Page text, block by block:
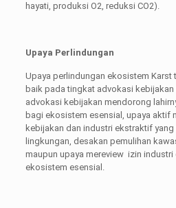
hayati, produksi O2, reduksi CO2).
Upaya Perlindungan
Upaya perlindungan ekosistem Karst
baik pada tingkat advokasi
advokasi kebijakan mendorong
bagi ekosistem esensial, upaya aktif
kebijakan dan industri ekstraktif
lingkungan, desakan pemulihan
maupun upaya mereview izin
ekosistem esensial.